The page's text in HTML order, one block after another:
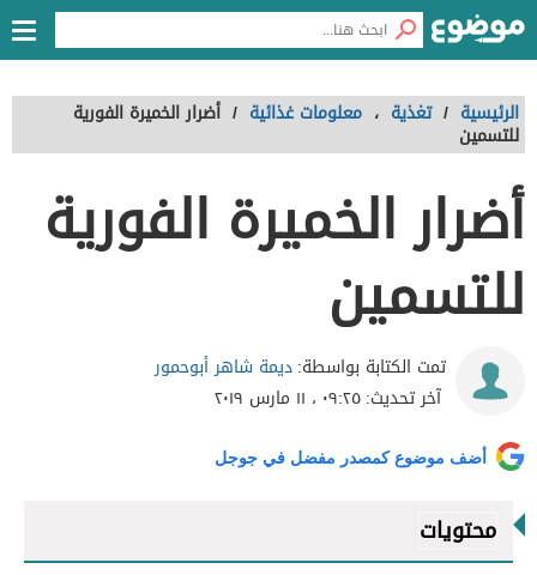
الرئيسية / تغذية ، معلومات غذائية / أضرار الخميرة الفورية
للتسمين
أضرار الخميرة الفورية
للتسمين
تمت الكتابة بواسطة:ديمة شاهر أبوحمور
آخر تحديث:٠٩:٢٥ ، ١١ مارس ٢٠١٩
أضف موضوع كمصدر مفضل في جوجل
محتويات